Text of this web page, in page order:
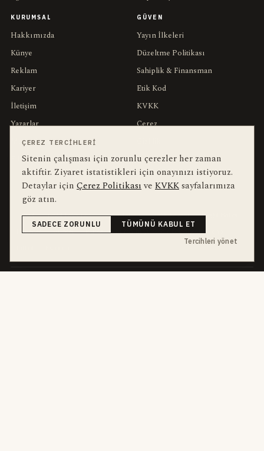
KURUMSAL
Hakkımızda
Künye
Reklam
Kariyer
İletişim
Yazarlar
Muhabirler
Editörler
GÜVEN
Yayın İlkeleri
Düzeltme Politikası
Sahiplik & Finansman
Etik Kod
KVKK
Çerez
Kullanım Şartları
YEREL ARANANLAR
İnegöl inegol-belediyesi alper-taban trafik-kazasi
İnegöl Haber
Haberler
Güncel Bursa bursa-buyuksehir-belediyesi
ÇEREZ TERCIHLERI
Sitenin çalışması için zorunlu çerezler her zaman
aktiftir. Ziyaret istatistikleri için onayınızı istiyoruz.
Detaylar için Çerez Politikasıve KVKKsayfalarımıza
göz atın.
SADECE ZORUNLU
TÜMÜNÜ KABUL ET
Tercihleri yönet